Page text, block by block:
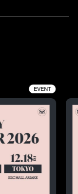
EVENT